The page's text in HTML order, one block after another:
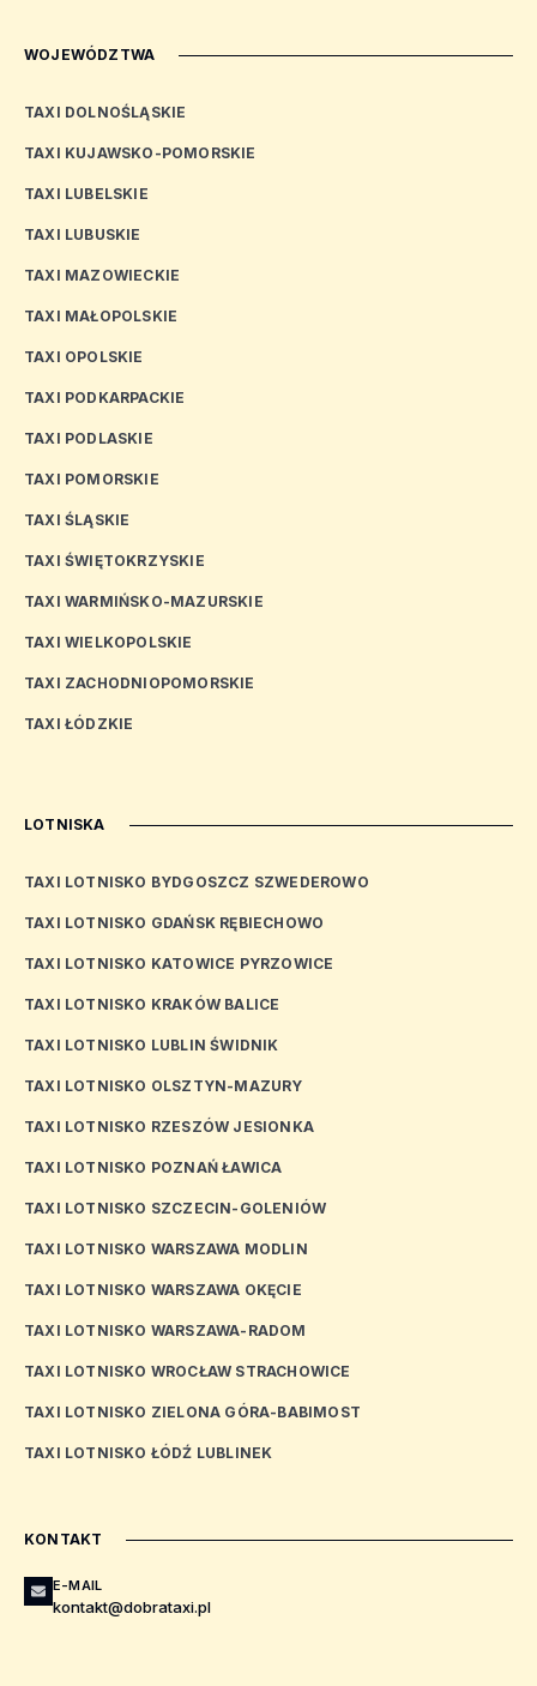
WOJEWÓDZTWA
TAXI DOLNOŚLĄSKIE
TAXI KUJAWSKO-POMORSKIE
TAXI LUBELSKIE
TAXI LUBUSKIE
TAXI MAZOWIECKIE
TAXI MAŁOPOLSKIE
TAXI OPOLSKIE
TAXI PODKARPACKIE
TAXI PODLASKIE
TAXI POMORSKIE
TAXI ŚLĄSKIE
TAXI ŚWIĘTOKRZYSKIE
TAXI WARMIŃSKO-MAZURSKIE
TAXI WIELKOPOLSKIE
TAXI ZACHODNIOPOMORSKIE
TAXI ŁÓDZKIE
LOTNISKA
TAXI LOTNISKO BYDGOSZCZ SZWEDEROWO
TAXI LOTNISKO GDAŃSK RĘBIECHOWO
TAXI LOTNISKO KATOWICE PYRZOWICE
TAXI LOTNISKO KRAKÓW BALICE
TAXI LOTNISKO LUBLIN ŚWIDNIK
TAXI LOTNISKO OLSZTYN-MAZURY
TAXI LOTNISKO RZESZÓW JESIONKA
TAXI LOTNISKO POZNAŃ ŁAWICA
TAXI LOTNISKO SZCZECIN-GOLENIÓW
TAXI LOTNISKO WARSZAWA MODLIN
TAXI LOTNISKO WARSZAWA OKĘCIE
TAXI LOTNISKO WARSZAWA-RADOM
TAXI LOTNISKO WROCŁAW STRACHOWICE
TAXI LOTNISKO ZIELONA GÓRA-BABIMOST
TAXI LOTNISKO ŁÓDŹ LUBLINEK
KONTAKT
E-MAIL
kontakt@dobrataxi.pl